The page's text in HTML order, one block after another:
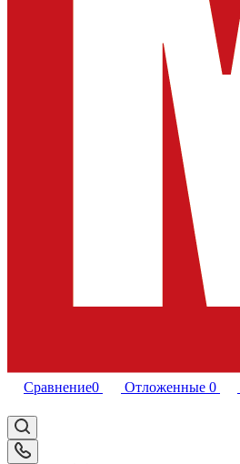
Сравнение0 Отложенные 0